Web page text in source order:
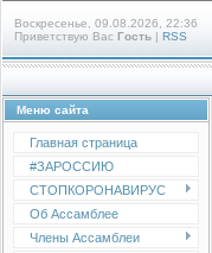
Воскресенье, 09.08.2026, 22:36
Приветствую Вас Гость | RSS
Меню сайта
Главная страница
#ЗАРОССИЮ
СТОПКОРОНАВИРУС
Об Ассамблее
Члены Ассамблеи